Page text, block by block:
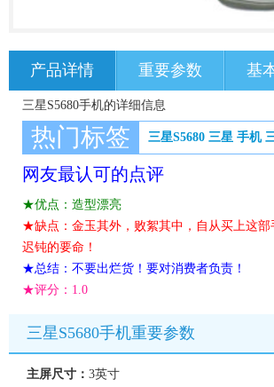
产品详情 重要参数 基
三星S5680手机的详细信息
热门标签 三星S5680 三星 手机
网友最认可的点评
★优点：造型漂亮
★缺点：金玉其外，败絮其中，自从买上这
迟钝的要命！
★总结：不要出烂货！要对消费者负责！
★评分： 1.0
三星S5680手机重要参数
主屏尺寸： 3英寸